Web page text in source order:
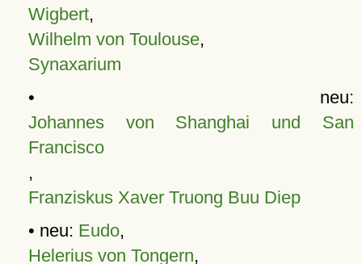
Wigbert,
Wilhelm von Toulouse,
Synaxarium
• neu:
Johannes von Shanghai und San
Francisco
,
Franziskus Xaver Truong Buu Diep
• neu: Eudo,
Helerius von Tongern,